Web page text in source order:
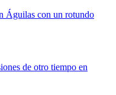
Águilas con un rotundo
de otro tiempo en